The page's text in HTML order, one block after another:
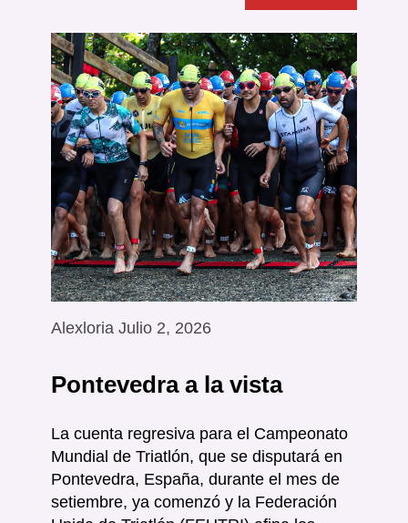
Alexloria Julio 2, 2026
Pontevedra a la vista
La cuenta regresiva para el Campeonato
Mundial de Triatlón, que se disputará en
Pontevedra, España, durante el mes de
setiembre, ya comenzó y la Federación